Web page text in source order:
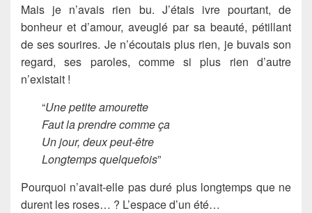
Mais je n’avais rien bu. J’étais ivre pourtant, de
bonheur et d’amour, aveuglé par sa beauté, pétillant
de ses sourires. Je n’écoutais plus rien, je buvais son
regard, ses paroles, comme si plus rien d’autre
n’existait !
“Une petite amourette
Faut la prendre comme ça
Un jour, deux peut-être
Longtemps quelquefois”
Pourquoi n’avait-elle pas duré plus longtemps que ne
durent les roses… ? L’espace d’un été…